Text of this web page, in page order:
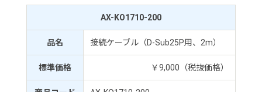
AX-KO1710-200
品名 接続ケーブル（D-Sub25P用、2m）
標準価格 ￥9,000（税抜価格）